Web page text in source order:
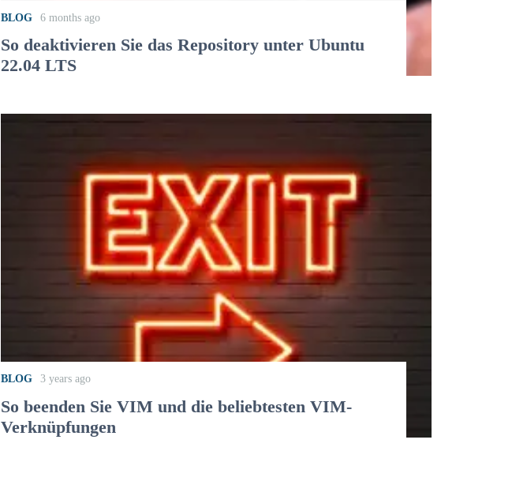
BLOG 6 months ago
So deaktivieren Sie das Repository unter Ubuntu
22.04 LTS
BLOG 3 years ago
So beenden Sie VIM und die beliebtesten VIM-
Verknüpfungen